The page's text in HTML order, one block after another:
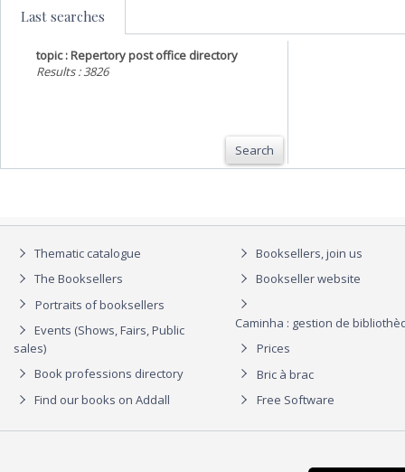
Last searches
topic : Repertory post office directory
Results : 3826
Search
Thematic catalogue
The Booksellers
Portraits of booksellers
Events (Shows, Fairs, Public
sales)
Book professions directory
Find our books on Addall
Booksellers, join us
Bookseller website
Caminha : gestion de
Prices
Bric à brac
Free Software